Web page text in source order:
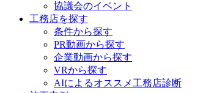
協議会のイベント
工務店を探す
条件から探す
PR動画から探す
企業動画から探す
VRから探す
AIによるオススメ工務店診断